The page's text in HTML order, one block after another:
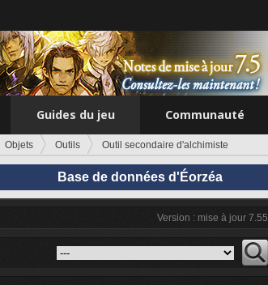
Guides du jeu Communauté
Objets Outils Outil secondaire d'alchimiste
Base de données d'Éorzéa
Version : mise à jour 7.55